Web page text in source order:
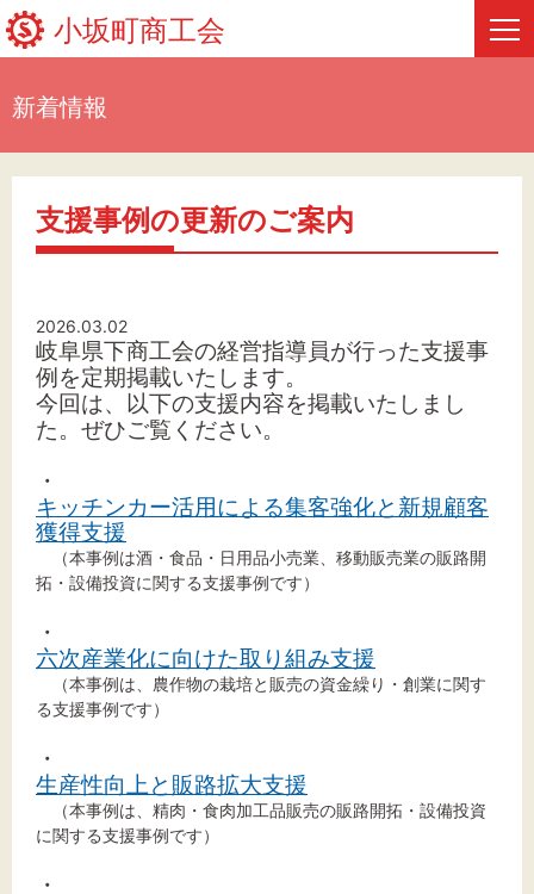
小坂町商工会
事業者・創業者の方へ
小坂町商工会について
フリーページ
標準 拡大
背景色
新着情報
支援事例の更新のご案内
2026.03.02
岐阜県下商工会の経営指導員が行った支援事
例を定期掲載いたします。
今回は、以下の支援内容を掲載いたしまし
た。 ぜひご覧ください。
・
キッチンカー活用による集客強化と新規顧客
獲得支援
（本事例は酒・食品・日用品小売業、移動販売業の販路開
拓・設備投資に関する支援事例です）
・
六次産業化に向けた取り組み支援
（本事例は、農作物の栽培と販売の資金繰り・創業に関す
る支援事例です）
・
生産性向上と販路拡大支援
（本事例は、精肉・食肉加工品販売の販路開拓・設備投資
に関する支援事例です）
・